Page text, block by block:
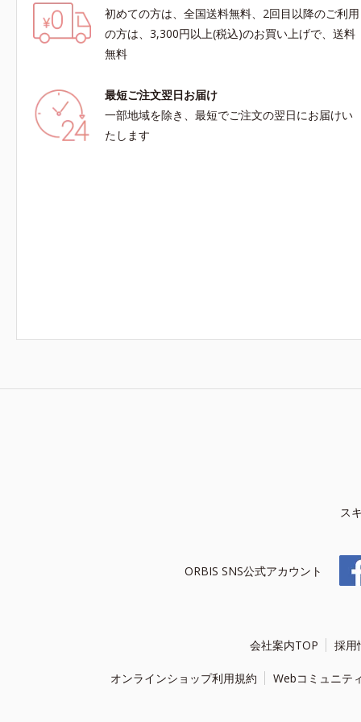
初めての方は、全国送料無料、2回目以降のご利用
の方は、3,300円以上(税込)のお買い上げで、送料
無料
最短ご注文翌日お届け
一部地域を除き、最短でご注文の翌日にお届けい
たします
ス
ORBIS SNS公式アカウント
会社案内TOP 採用
オンラインショップ利用規約 Webコミュニテ